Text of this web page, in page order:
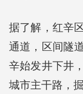
据了解，红辛
通道，区间隧
辛始发井下井
城市主干路，